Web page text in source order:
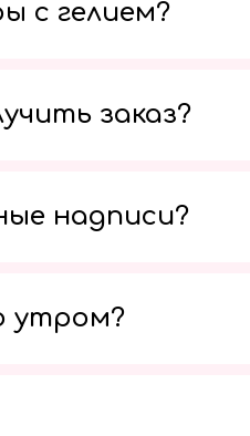
с гелием?
заказ?
надписи?
утром?